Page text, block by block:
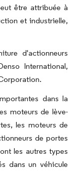
être attribuée à
et industrielle,
d'actionneurs
International,
dans la
moteurs de lève-
les moteurs de
de portes
les autres types
dans un véhicule